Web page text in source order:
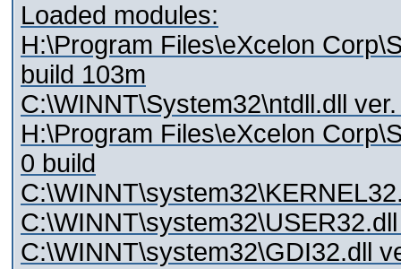
Loaded modules:
H:\Program Files\eXcelon
build 103m
C:\WINNT\System32\ntdll.dll
H:\Program Files\eXcelon
0 build
C:\WINNT\system32\GDI32.dll